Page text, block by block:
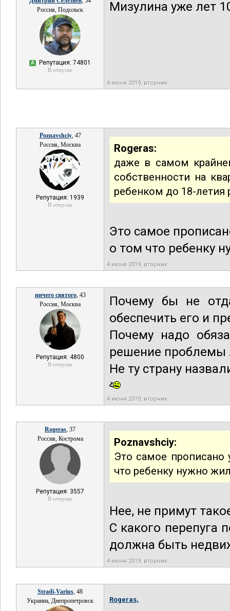
Россия, Подольск
А Репутация: 74801
В отпуске
Мизулина уже лет
4 июня 2019, вторник
Poznavshciy, 47
Россия, Москва
Репутация: 1939
В отпуске
Rogeras:
даже в самом
собственности на
ребенком до 18-летия
Это самое
о том что ребенку
4 июня 2019, вторник
ничего святого, 43
Россия, Москва
Репутация: 4800
В отпуске
Почему бы не
обеспечить его и
Почему надо
решение проблемы
Не ту страну
4 июня 2019, вторник
Rogeras, 37
Россия, Кострома
Репутация: 3557
В отпуске
Poznavshciy:
Это самое
что ребенку нужно
Нее, не примут
С какого перепуга
должна быть
4 июня 2019, вторник
Stradi-Varius, 48
Украина, Днепропетровск
Rogeras,